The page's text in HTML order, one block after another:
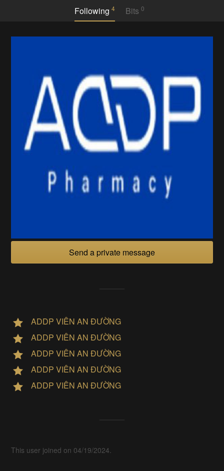
Following4 Bits 0
Send a private message
ADDP VIÊN AN ĐƯỜNG
ADDP VIÊN AN ĐƯỜNG
ADDP VIÊN AN ĐƯỜNG
ADDP VIÊN AN ĐƯỜNG
ADDP VIÊN AN ĐƯỜNG
This user joined on 04/19/2024.